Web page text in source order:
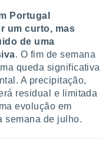
Portugal
um curto, mas
de uma
. O fim de semana
queda significativa
A precipitação,
residual e limitada
evolução em
semana de julho.